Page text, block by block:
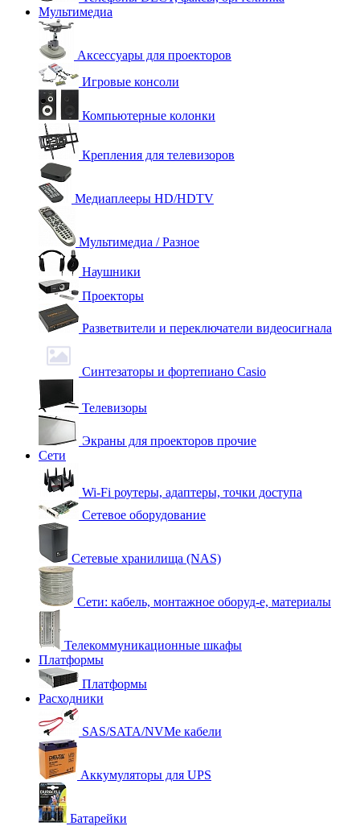
Мультимедиа
Аксессуары для проекторов
Игровые консоли
Компьютерные колонки
Крепления для телевизоров
Медиаплееры HD/HDTV
Мультимедиа / Разное
Наушники
Проекторы
Разветвители и переключатели видеосигнала
Синтезаторы и фортепиано Casio
Телевизоры
Экраны для проекторов прочие
Сети
Wi-Fi роутеры, адаптеры, точки доступа
Сетевое оборудование
Сетевые хранилища (NAS)
Сети: кабель, монтажное оборуд-е, материалы
Телекоммуникационные шкафы
Платформы
Платформы
Расходники
SAS/SATA/NVMe кабели
Аккумуляторы для UPS
Батарейки